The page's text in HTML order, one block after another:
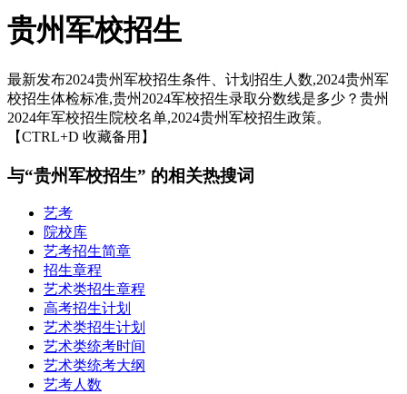
贵州军校招生
最新发布2024贵州军校招生条件、计划招生人数,2024贵州军
校招生体检标准,贵州2024军校招生录取分数线是多少？贵州
2024年军校招生院校名单,2024贵州军校招生政策。
【CTRL+D 收藏备用】
与“贵州军校招生” 的相关热搜词
艺考
院校库
艺考招生简章
招生章程
艺术类招生章程
高考招生计划
艺术类招生计划
艺术类统考时间
艺术类统考大纲
艺考人数